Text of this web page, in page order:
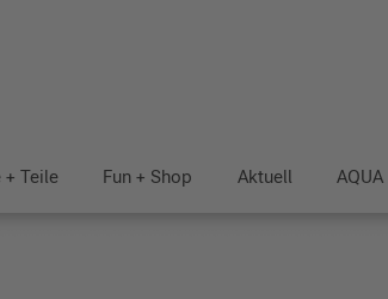
+ Teile Fun + Shop Aktuell